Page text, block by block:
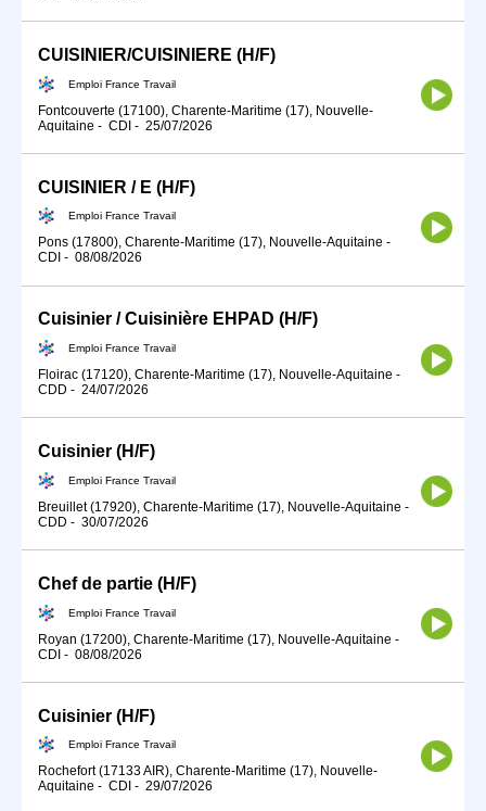
CUISINIER/CUISINIERE (H/F)
Emploi France Travail
Fontcouverte (17100), Charente-Maritime (17), Nouvelle-
Aquitaine - CDI - 25/07/2026
CUISINIER / E (H/F)
Emploi France Travail
Pons (17800), Charente-Maritime (17), Nouvelle-Aquitaine -
CDI - 08/08/2026
Cuisinier / Cuisinière EHPAD (H/F)
Emploi France Travail
Floirac (17120), Charente-Maritime (17), Nouvelle-Aquitaine -
CDD - 24/07/2026
Cuisinier (H/F)
Emploi France Travail
Breuillet (17920), Charente-Maritime (17), Nouvelle-Aquitaine -
CDD - 30/07/2026
Chef de partie (H/F)
Emploi France Travail
Royan (17200), Charente-Maritime (17), Nouvelle-Aquitaine -
CDI - 08/08/2026
Cuisinier (H/F)
Emploi France Travail
Rochefort (17133 AIR), Charente-Maritime (17), Nouvelle-
Aquitaine - CDI - 29/07/2026